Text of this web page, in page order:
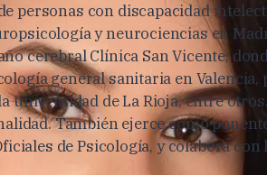
personas con discapacidad
y neurociencias en
cerebral Clínica San Vicente;
general sanitaria en
universidad de La Rioja, entre
También ejerce como
de Psicología, y colabora